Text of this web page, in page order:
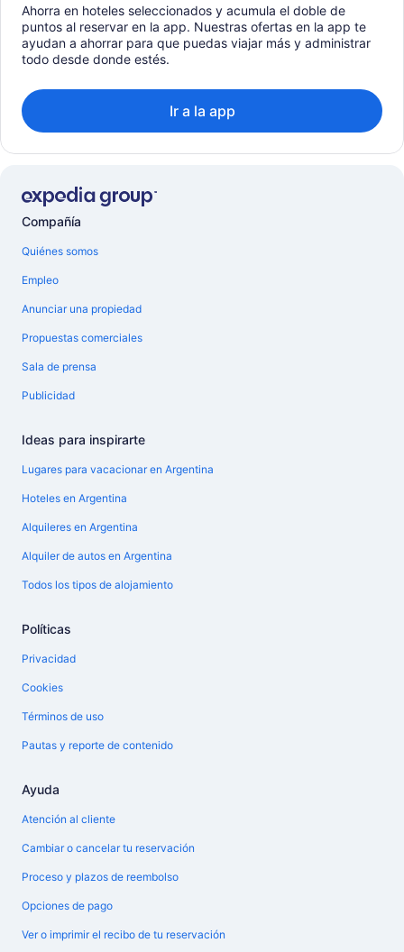
Ahorra en hoteles seleccionados y acumula el doble de
puntos al reservar en la app. Nuestras ofertas en la app te
ayudan a ahorrar para que puedas viajar más y administrar
todo desde donde estés.
Ir a la app
Compañía
Quiénes somos
Empleo
Anunciar una propiedad
Propuestas comerciales
Sala de prensa
Publicidad
Ideas para inspirarte
Lugares para vacacionar en Argentina
Hoteles en Argentina
Alquileres en Argentina
Alquiler de autos en Argentina
Todos los tipos de alojamiento
Políticas
Privacidad
Cookies
Términos de uso
Pautas y reporte de contenido
Ayuda
Atención al cliente
Cambiar o cancelar tu reservación
Proceso y plazos de reembolso
Opciones de pago
Ver o imprimir el recibo de tu reservación